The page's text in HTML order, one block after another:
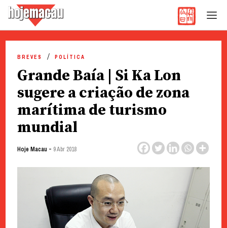
content
BREVES POLÍTICA
Grande Baía | Si Ka Lon
sugere a criação de zona
marítima de turismo
mundial
Hoje Macau - 9 Abr 2018